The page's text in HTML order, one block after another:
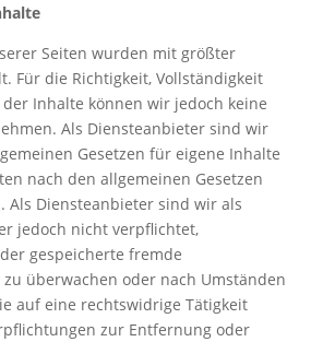
Seiten wurden mit größter
Für die Richtigkeit, Vollständigkeit
Inhalte können wir jedoch keine
Als Diensteanbieter sind wir
Gesetzen für eigene Inhalte
nach den allgemeinen Gesetzen
Als Diensteanbieter sind wir als
jedoch nicht verpflichtet,
gespeicherte fremde
überwachen oder nach Umständen
auf eine rechtswidrige Tätigkeit
zur Entfernung oder